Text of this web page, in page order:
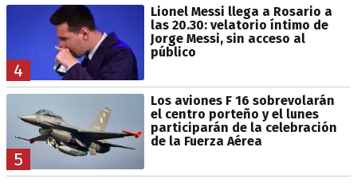
4
Lionel Messi llega a Rosario a
las 20.30: velatorio íntimo de
Jorge Messi, sin acceso al
público
5
Los aviones F 16 sobrevolarán
el centro porteño y el lunes
participarán de la celebración
de la Fuerza Aérea